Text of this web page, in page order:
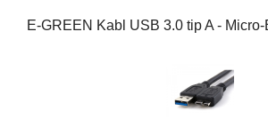
tablet
E-GREEN Kabl USB 3.0 tip A -